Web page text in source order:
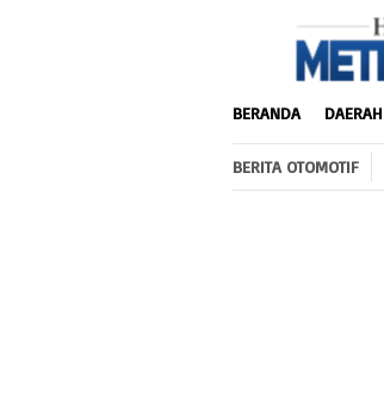
BERANDA DAERAH
BERITA OTOMOTIF